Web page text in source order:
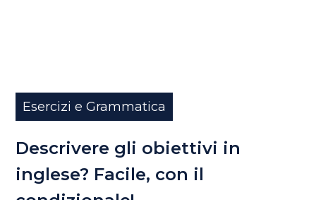
Esercizi e Grammatica
Descrivere gli obiettivi in
inglese? Facile, con il